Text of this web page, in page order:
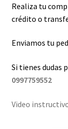
Realiza tu
crédito o
Enviamos tu
Si tienes dudas
0997759552
Video